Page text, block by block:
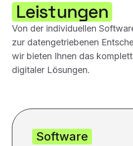
Leistungen
Von der individuellen
zur datengetriebenen
wir bieten Ihnen das
digitaler Lösungen.
Software